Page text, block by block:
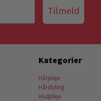
Tilmeld
Kategorier
Hårpleje
Hårstyling
Hudpleje